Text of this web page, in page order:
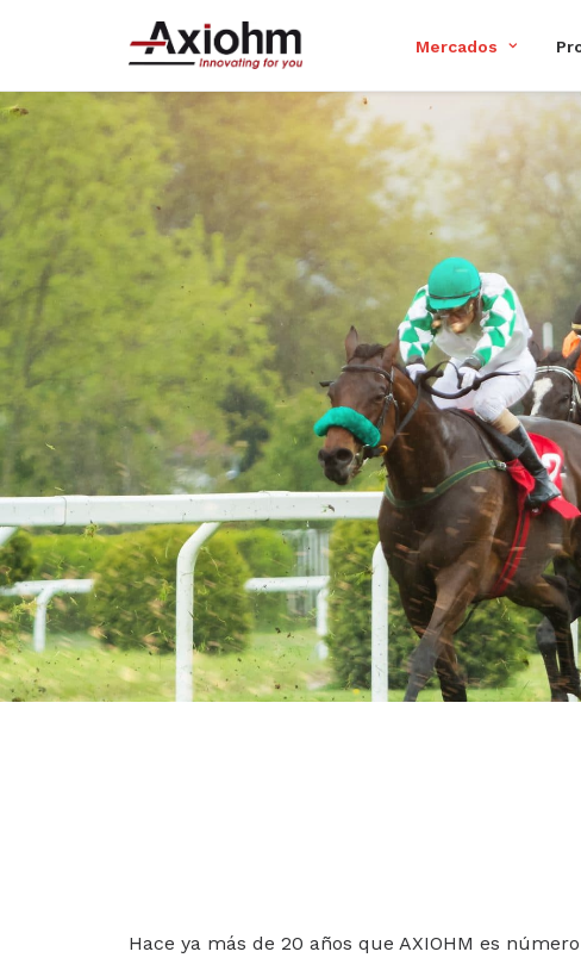
Mercados
Juegos y
Hace ya más de 20 años que AXIOHM es